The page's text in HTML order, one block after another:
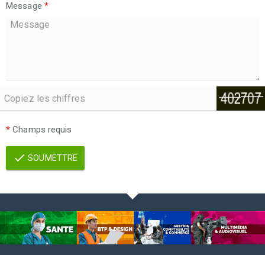
Message *
* Champs requis
SOUMETTRE